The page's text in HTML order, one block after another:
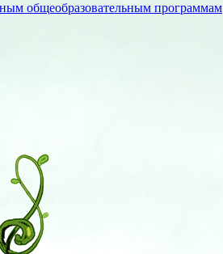
общеобразовательным программам